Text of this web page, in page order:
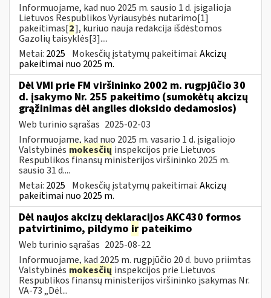
Informuojame, kad nuo 2025 m. sausio 1 d. įsigalioja
Lietuvos Respublikos Vyriausybės nutarimo[1]
pakeitimas[2], kuriuo nauja redakcija išdėstomos
Gazolių taisyklės[3]....
Metai: 2025 Mokesčių įstatymų pakeitimai:Akcizų
pakeitimai nuo 2025 m.
Dėl VMI prie FM viršininko 2002 m. rugpjūčio 30
d. įsakymo Nr. 255 pakeitimo (sumokėtų akcizų
grąžinimas dėl anglies dioksido dedamosios)
Web turinio sąrašas 2025-02-03
Informuojame, kad nuo 2025 m. vasario 1 d. įsigaliojo
Valstybinės mokesčių inspekcijos prie Lietuvos
Respublikos finansų ministerijos viršininko 2025 m.
sausio 31 d....
Metai: 2025 Mokesčių įstatymų pakeitimai:Akcizų
pakeitimai nuo 2025 m.
Dėl naujos akcizų deklaracijos AKC430 formos
patvirtinimo, pildymo ir pateikimo
Web turinio sąrašas 2025-08-22
Informuojame, kad 2025 m. rugpjūčio 20 d. buvo priimtas
Valstybinės mokesčių inspekcijos prie Lietuvos
Respublikos finansų ministerijos viršininko įsakymas Nr.
VA-73 „Dėl...